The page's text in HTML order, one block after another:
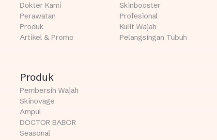
Dokter Kami
Perawatan
Produk
Artikel & Promo
Skinbooster
Profesional
Kulit Wajah
Pelangsingan Tubuh
Produk
Pembersih Wajah
Skinovage
Ampul
DOCTOR BABOR
Seasonal